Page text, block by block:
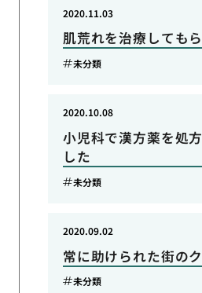
肌荒れを治療しても
2020.11.03
未分類
小児科で漢方薬を処
した
2020.10.08
未分類
常に助けられた街の
2020.09.02
未分類